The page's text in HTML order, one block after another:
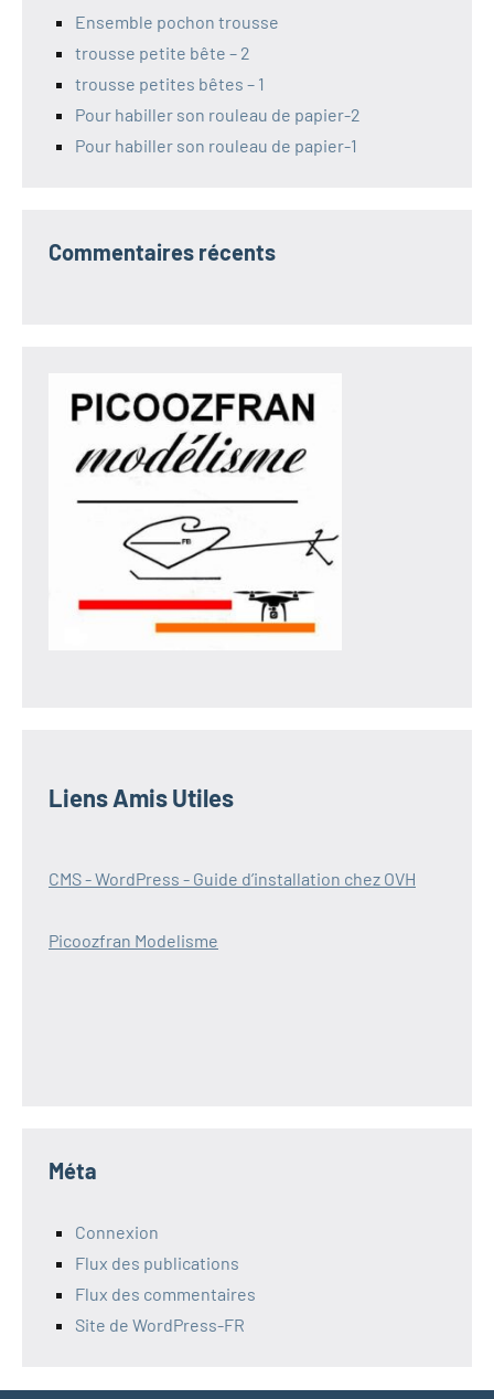
Ensemble pochon trousse
trousse petite bête – 2
trousse petites bêtes – 1
Pour habiller son rouleau de papier-2
Pour habiller son rouleau de papier-1
Commentaires récents
Liens Amis Utiles
CMS - WordPress - Guide d’installation chez OVH
Picoozfran Modelisme
Méta
Connexion
Flux des publications
Flux des commentaires
Site de WordPress-FR